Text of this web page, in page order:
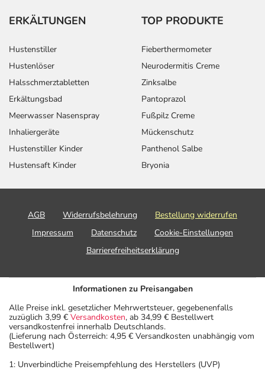
ERKÄLTUNGEN
Hustenstiller
Hustenlöser
Halsschmerztabletten
Erkältungsbad
Meerwasser Nasenspray
Inhaliergeräte
Hustenstiller Kinder
Hustensaft Kinder
TOP PRODUKTE
Fieberthermometer
Neurodermitis Creme
Zinksalbe
Pantoprazol
Fußpilz Creme
Mückenschutz
Panthenol Salbe
Bryonia
AGB Widerrufsbelehrung
Bestellung widerrufen
Impressum
Datenschutz
Cookie-Einstellungen
Barrierefreiheitserklärung
Informationen zu Preisangaben
Alle Preise inkl. gesetzlicher Mehrwertsteuer, gegebenenfalls
zuzüglich 3,99 € Versandkosten, ab 34,99 € Bestellwert
versandkostenfrei innerhalb Deutschlands.
(Lieferung nach Österreich: 4,95 € Versandkosten unabhängig vom
Bestellwert)
1: Unverbindliche Preisempfehlung des Herstellers (UVP)